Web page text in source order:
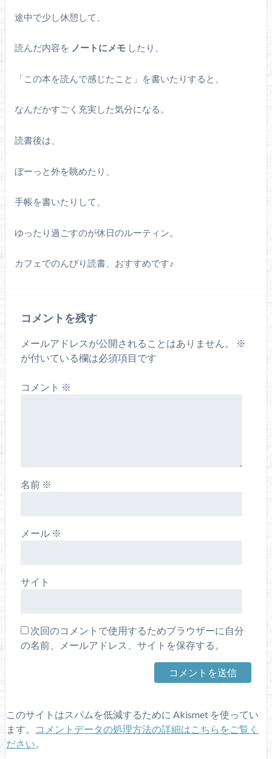
途中で少し休憩して、
読んだ内容を ノートにメモしたり、
「この本を読んで感じたこと」を書いたりすると、
なんだかすごく充実した気分になる。
読書後は、
ぼーっと外を眺めたり、
手帳を書いたりして、
ゆったり過ごすのが休日のルーティン。
カフェでのんびり読書、おすすめです♪
コメントを残す
メールアドレスが公開されることはありません。
※
が付いている欄は必須項目です
コメント ※
名前 ※
メール ※
サイト
次回のコメントで使用するためブラウザーに自分
の名前、メールアドレス、サイトを保存する。
このサイトはスパムを低減するために Akismet を使ってい
ます。
コメントデータの処理方法の詳細はこちらをご覧く
ださい